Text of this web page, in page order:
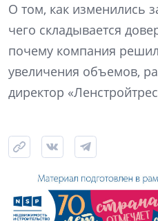
О том, как изменились
чего складывается
почему компания
увеличения объемов,
директор